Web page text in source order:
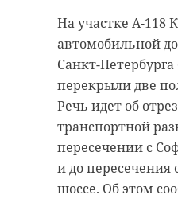
На участке А-118
автомобильной
Санкт-
перекрыли две
Речь идет об
транспортной
пересечении с
и до пересечения
шоссе. Об этом
“особняк с
века
18 августа 2020, 16:53
Подписывайтесь
старинном
и узнал
об истории
11 февраля 2020, 14:59
Подписывайтесь